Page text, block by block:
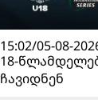
15:02/05-08-
18-
ჩავიდნენ